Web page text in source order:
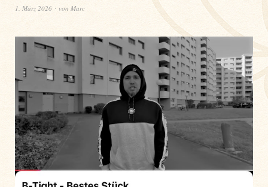
1. März 2026 von Marc